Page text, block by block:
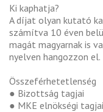
Ki kaphatja?
A díjat olyan kutató
számítva 10 éven
magát magyarnak is
nyelven hangozzon el.
Összeférhetetlenség
● Bizottság tagjai
● MKE elnökségi tagjai